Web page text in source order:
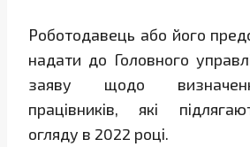
Роботодавець або його
надати до Головного
заяву щодо
працівників, які
огляду в 2022 році.